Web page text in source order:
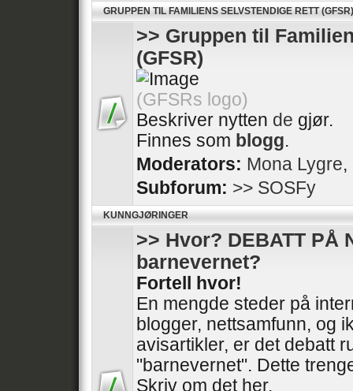
GRUPPEN TIL FAMILIENS SELVSTENDIGE RETT (GFSR)
>> Gruppen til
(GFSR)
(GFSRs logo)
Beskriver nytten de gjør.
Finnes som blogg.
Moderators: Mona Lygre,
Subforum: >> SOSFy
KUNNGJØRINGER
>> Hvor? DEBATT PÅ
barnevernet?
Fortell hvor!
En mengde steder på
blogger, nettsamfunn, og
avisartikler, er det debatt
"barnevernet". Dette
Skriv om det her.